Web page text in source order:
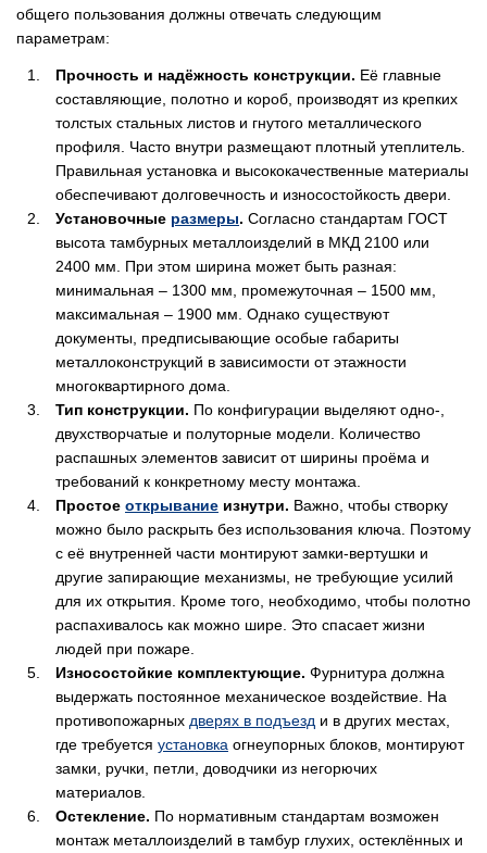
общего пользования должны отвечать следующим
параметрам:
Прочность и надёжность конструкции. Её главные
составляющие, полотно и короб, производят из крепких
толстых стальных листов и гнутого металлического
профиля. Часто внутри размещают плотный утеплитель.
Правильная установка и высококачественные материалы
обеспечивают долговечность и износостойкость двери.
Установочные размеры. Согласно стандартам ГОСТ
высота тамбурных металлоизделий в МКД 2100 или
2400 мм. При этом ширина может быть разная:
минимальная – 1300 мм, промежуточная – 1500 мм,
максимальная – 1900 мм. Однако существуют
документы, предписывающие особые габариты
металлоконструкций в зависимости от этажности
многоквартирного дома.
Тип конструкции. По конфигурации выделяют одно-,
двухстворчатые и полуторные модели. Количество
распашных элементов зависит от ширины проёма и
требований к конкретному месту монтажа.
Простое открывание изнутри. Важно, чтобы створку
можно было раскрыть без использования ключа. Поэтому
с её внутренней части монтируют замки-вертушки и
другие запирающие механизмы, не требующие усилий
для их открытия. Кроме того, необходимо, чтобы полотно
распахивалось как можно шире. Это спасает жизни
людей при пожаре.
Износостойкие комплектующие. Фурнитура должна
выдержать постоянное механическое воздействие. На
противопожарных дверях в подъезд и в других местах,
где требуется установка огнеупорных блоков, монтируют
замки, ручки, петли, доводчики из негорючих
материалов.
Остекление. По нормативным стандартам возможен
монтаж металлоизделий в тамбур глухих, остеклённых и